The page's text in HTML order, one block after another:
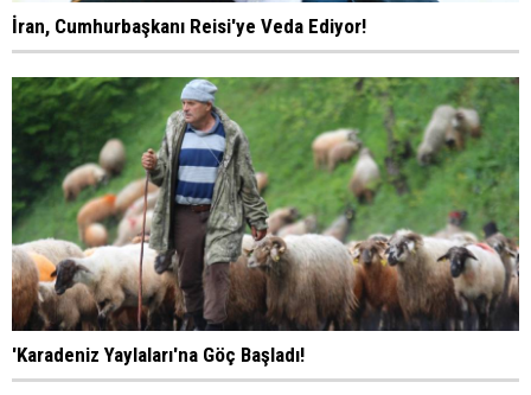
İran, Cumhurbaşkanı Reisi'ye Veda Ediyor!
'Karadeniz Yaylaları'na Göç Başladı!